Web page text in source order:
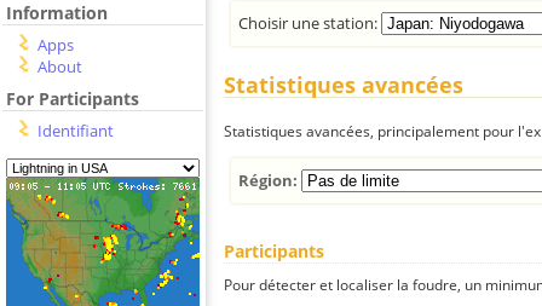
Information
Apps
About
For Participants
Identifiant
Choisir une station:
Statistiques avancées
Statistiques avancées, principalement pour
Région:
Participants
Pour détecter et localiser la foudre, un